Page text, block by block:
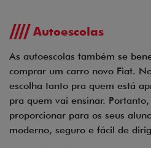
Autoescolas
As autoescolas também se
comprar um carro novo Fiat.
escolha tanto pra quem está
pra quem vai ensinar.
proporcionar para os seus
moderno, seguro e fácil de